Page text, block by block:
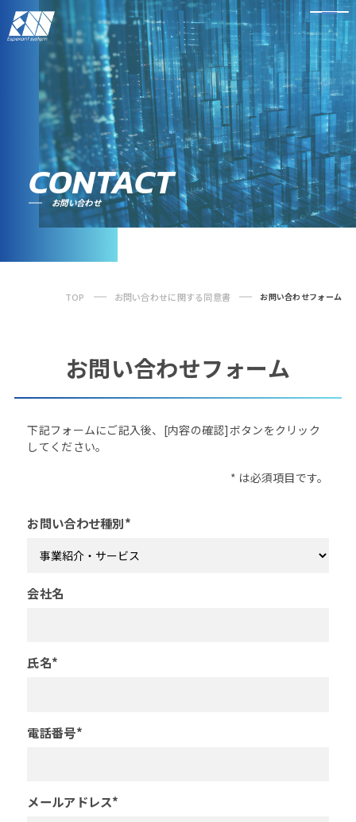
CONTACT
お問い合わせ
TOP お問い合わせに関する同意書 お問い合わせフォーム
お問い合わせフ ォーム
下記フォームにご記入後、 [内容の確認]ボタンをクリック
してください。
* は必須項目です。
お問い合わせ種別*
会社名
氏名*
電話番号*
メールアドレス*